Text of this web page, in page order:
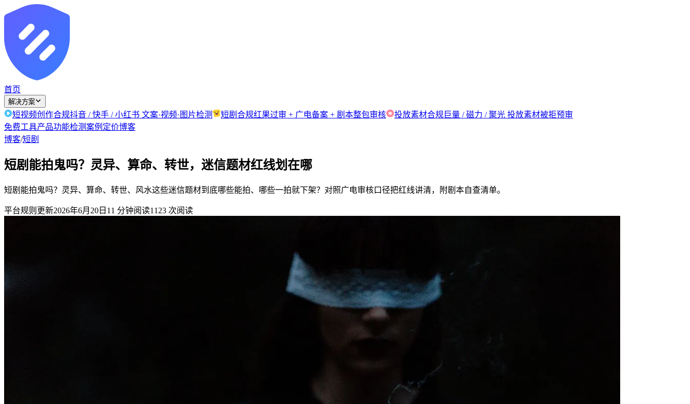
首页
解决方案
短视频创作合规抖音 / 快手 / 小红书 文案·视频·图片检测 短剧合规红果过审 + 广电备案 + 剧本整包审核 投放素材合规巨量 / 磁力 / 聚光 投放素材被拒预审
免费工具产品功能检测案例 定价博客
博客/短剧
短剧能拍鬼吗？灵异、算命、转世，迷信题材红线划在哪
短剧能拍鬼吗？灵异、算命、转世、风水这些迷信题材到底哪些能拍、哪些一拍就下架？对照广电审核口径把红线讲清，附剧本自查清单。
平台规则更新2026年6月20日 11 分钟阅读1123 次阅读